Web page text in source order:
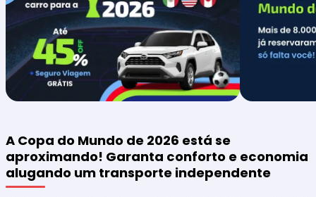
A Copa do Mundo de 2026 está se
aproximando! Garanta conforto e economia
alugando um transporte independente